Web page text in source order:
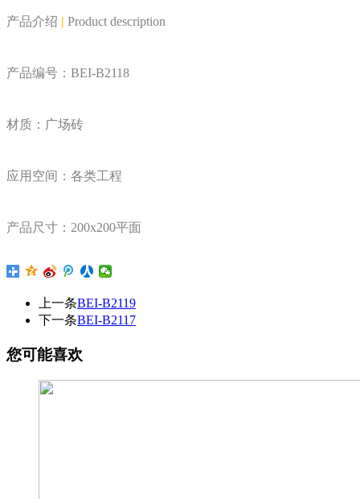
产品介绍 | Product description
产品编号：BEI-B2118
材质：广场砖
应用空间：各类工程
产品尺寸：200x200平面
上一条BEI-B2119
下一条BEI-B2117
您可能喜欢